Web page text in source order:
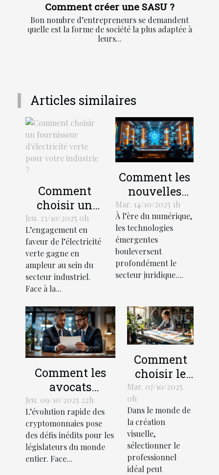
Comment créer une SASU ?
Bon nombre d’entrepreneurs se demandent
quelle est la forme de société la plus adaptée à
leurs...
Articles similaires
Comment
choisir un
fournisseur
d'électricité
verte pour
votre
industrie ?
Jeu. 23/10/2025 0h
L’engagement en
faveur de l’électricité
verte gagne en
ampleur au sein du
secteur industriel.
Face à la...
Comment les
nouvelles
technologies
transforment-
elles les
métiers du
droit ?
Mar. 14/10/2025 1h
À l’ère du numérique,
les technologies
émergentes
bouleversent
profondément le
secteur juridique....
Comment les
avocats
façonnent-ils le
futur de la
réglementation
des
cryptomonnaies
Jeu. 09/10/2025 22h
L’évolution rapide des
cryptomonnaies pose
des défis inédits pour les
législateurs du monde
entier. Face...
Comment
choisir le
bon
graphiste
pour votre
projet
créatif ?
Mar. 07/10/2025
0h
Dans le monde de
la création
visuelle,
sélectionner le
professionnel
idéal peut